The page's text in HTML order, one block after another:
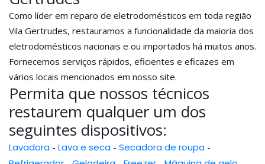
Como líder em reparo de eletrodomésticos em toda região
Vila Gertrudes, restauramos a funcionalidade da maioria dos
eletrodomésticos nacionais e ou importados há muitos anos.
Fornecemos serviços rápidos, eficientes e eficazes em
vários locais mencionados em nosso site.
Permita que nossos técnicos
restaurem qualquer um dos
seguintes dispositivos:
Lavadora - Lava e seca - Secadora de roupa -